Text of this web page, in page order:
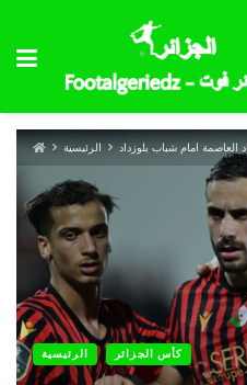
الرئيسية العاصمة امام شباب بلوزداد
الرئيسية كأس الجزائر